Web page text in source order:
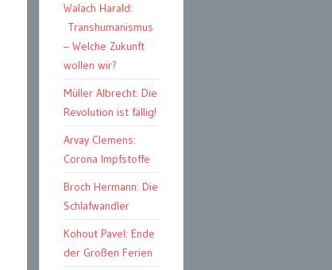
Walach Harald:
Transhumanismus
– Welche Zukunft
wollen wir?
Müller Albrecht: Die
Revolution ist fällig!
Arvay Clemens:
Corona Impfstoffe
Broch Hermann: Die
Schlafwandler
Kohout Pavel: Ende
der Großen Ferien